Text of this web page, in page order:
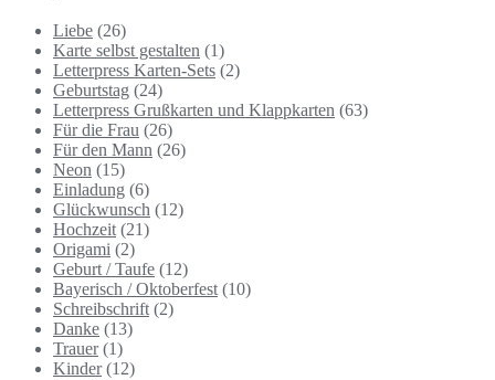
Liebe (26)
Karte selbst gestalten (1)
Letterpress Karten-Sets (2)
Geburtstag (24)
Letterpress Grußkarten und Klappkarten (63)
Für die Frau (26)
Für den Mann (26)
Neon (15)
Einladung (6)
Glückwunsch (12)
Hochzeit (21)
Origami (2)
Geburt / Taufe (12)
Bayerisch / Oktoberfest (10)
Schreibschrift (2)
Danke (13)
Trauer (1)
Kinder (12)